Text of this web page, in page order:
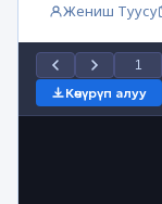
Жениш Туусу
Көчүрүп алуу